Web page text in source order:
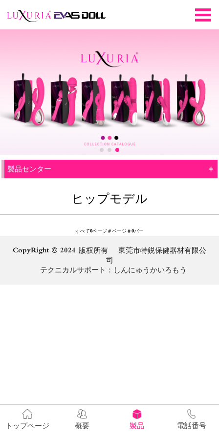
製品センター +
ヒップモデル
すべて0ページ＃ページ＃0バー
CopyRight © 2024 版权所有 東莞市特鋭保健器材有限公
司
テクニカルサポート： しんにゅうかいろもう
トップページ 概要 製品 電話番号